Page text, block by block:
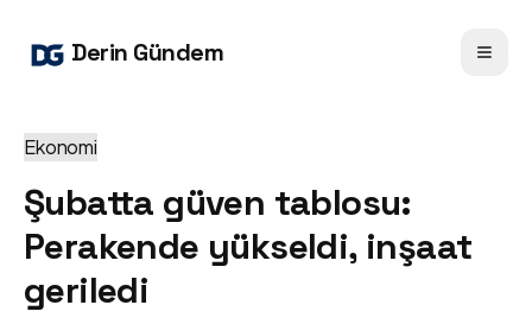
Derin Gündem
Ekonomi
Şubatta güven tablosu:
Perakende yükseldi, inşaat
geriledi